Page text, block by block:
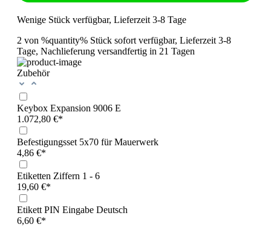
Wenige Stück verfügbar, Lieferzeit 3-8 Tage
2 von %quantity% Stück sofort verfügbar, Lieferzeit 3-8
Tage, Nachlieferung versandfertig in 21 Tagen
Zubehör
Keybox Expansion 9006 E
1.072,80 €*
Befestigungsset 5x70 für Mauerwerk
4,86 €*
Etiketten Ziffern 1 - 6
19,60 €*
Etikett PIN Eingabe Deutsch
6,60 €*